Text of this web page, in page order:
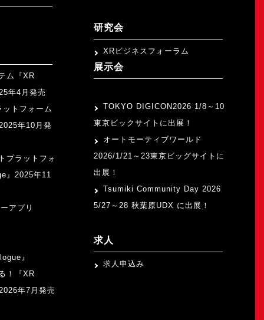
ム『XR
年4月発売
ットフォーム
年10月発
プラットフォ
』2025年11
アプリ
』
！『XR
年7月発売
研究会
XRビジネスフォーラム
展示会
TOKYO DIGICON2026 1/8～10
東京ビックサイトに出展！
オートモーティブワールド
2026/1/21～23東京ビッグサイトに
出展！
Tsumiki Community Day 2026
5/27～28 秋葉原UDX に出展！
求人
求人申込み